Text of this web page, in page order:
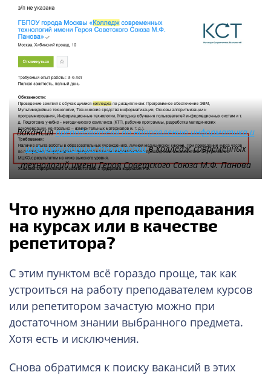
Вакансияпреподавателя по направлению информатика и
информационные технологиив колледж современных
технологий имени Героя Советского Союза М.Ф. Панова
Что нужно для преподавания
на курсах или в качестве
репетитора?
С этим пунктом всё гораздо проще, так как
устроиться на работу преподавателем курсов
или репетитором зачастую можно при
достаточном знании выбранного предмета.
Хотя есть и исключения.
Снова обратимся к поиску вакансий в этих